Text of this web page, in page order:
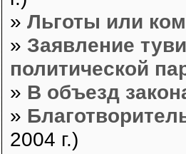
» Льготы или
» Заявление
политической
» В объезд
»
2004 г.)